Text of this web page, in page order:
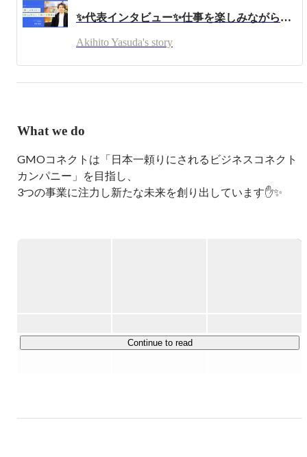
30歳の時に熊谷正寿代表に出会い、現在GMOコネクト株
式会社の代表を務めるに至っています。
✨代表インタビュー✨仕事を楽しみながら成長できる会社づくり／未経験者でも安心して働ける環境が魅力のひとつです！
Akihito Yasuda's story
What we do
GMOコネクトは「日本一頼りにされるビジネスコネクト
カンパニー」を目指し、
3つの事業に注力し新たな未来を創り出しています✋✨
最適なマッチングを目指し、 個々の人生に笑顔と感動の
Continue to read